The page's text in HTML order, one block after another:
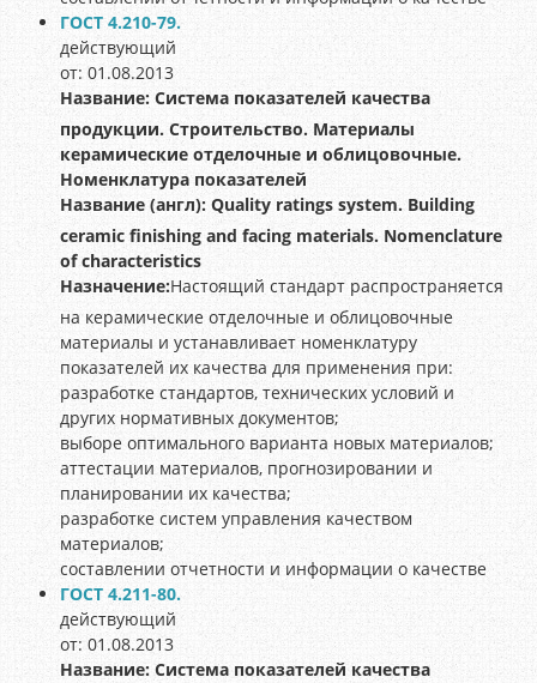
ГОСТ 4.210-79.
действующий
от: 01.08.2013
Название: Система показателей качества
продукции. Строительство. Материалы
керамические отделочные и облицовочные.
Номенклатура показателей
Название (англ): Quality ratings system. Building
ceramic finishing and facing materials. Nomenclature
of characteristics
Назначение:Настоящий стандарт распространяется
на керамические отделочные и облицовочные
материалы и устанавливает номенклатуру
показателей их качества для применения при:
разработке стандартов, технических условий и
других нормативных документов;
выборе оптимального варианта новых материалов;
аттестации материалов, прогнозировании и
планировании их качества;
разработке систем управления качеством
материалов;
составлении отчетности и информации о качестве
ГОСТ 4.211-80.
действующий
от: 01.08.2013
Название: Система показателей качества